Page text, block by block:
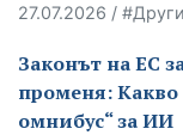
27.07.2026 / #Други
Законът на ЕС
променя:
омнибус“ за ИИ